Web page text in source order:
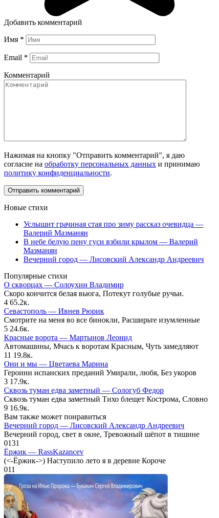
Добавить комментарий
Имя *
Email *
Комментарий
Нажимая на кнопку "Отправить комментарий", я даю
согласие на обработку персональных данных и принимаю
политику конфиденциальности.
Новые стихи
Услышит грачиная стая про зиму рассказ очевидца —
Валерий Мазманян
В небе белую пену гуси взбили крылом — Валерий
Мазманян
Вечерний город — Лисовский Александр Андреевич
Популярные стихи
О скворцах — Солоухин Владимир
Скоро кончится белая вьюга, Потекут голубые ручьи.
4 65.2к.
Севастополь — Ивнев Рюрик
Смотрите на меня во все бинокли, Расширьте изумленные
5 24.6к.
Красные ворота — Мартынов Леонид
Автомашины, Мчась к воротам Красным, Чуть замедляют
11 19.8к.
Они и мы — Цветаева Марина
Героини испанских преданий Умирали, любя, Без укоров
3 17.9к.
Сквозь туман едва заметный — Сологуб Федор
Сквозь туман едва заметный Тихо блещет Кострома, Словно
9 16.9к.
Вам также может понравиться
Вечерний город — Лисовский Александр Андреевич
Вечерний город, свет в окне, Тревожный шёпот в тишине
0131
Ёржик — RassKazancev
(<-Ёржик->) Наступило лето я в деревне Короче
011